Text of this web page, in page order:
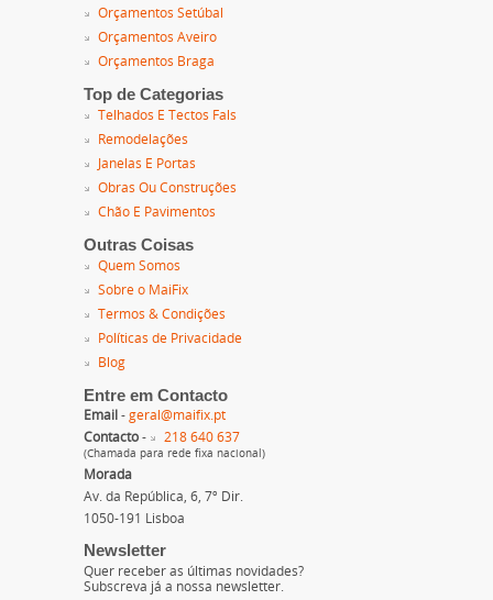
Orçamentos Setúbal
Orçamentos Aveiro
Orçamentos Braga
Top de Categorias
Telhados E Tectos Fals
Remodelações
Janelas E Portas
Obras Ou Construções
Chão E Pavimentos
Outras Coisas
Quem Somos
Sobre o MaiFix
Termos & Condições
Políticas de Privacidade
Blog
Entre em Contacto
Email - geral@maifix.pt
Contacto - 218 640 637
(Chamada para rede fixa nacional)
Morada
Av. da República, 6, 7º Dir.
1050-191 Lisboa
Newsletter
Quer receber as últimas novidades?
Subscreva já a nossa newsletter.